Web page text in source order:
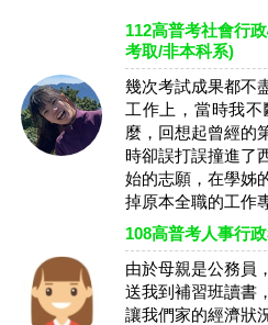
112高普考社會行
考取/非本科系)
幾次考試成果都不
工作上，當時我
麼，回想起曾經的
時卻誤打誤撞進了
始的志願，在學姊
掉原本全職的工作
108高普考人事行
由於母親是公務員
送我到補習班讀書
讓我們家的經濟狀